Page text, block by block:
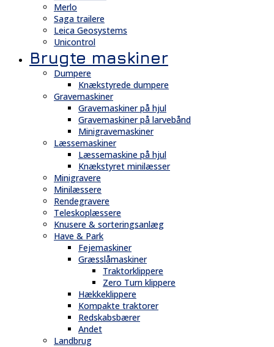
Merlo
Saga trailere
Leica Geosystems
Unicontrol
Brugte maskiner
Dumpere
Knækstyrede dumpere
Gravemaskiner
Gravemaskiner på hjul
Gravemaskiner på larvebånd
Minigravemaskiner
Læssemaskiner
Læssemaskine på hjul
Knækstyret minilæsser
Minigravere
Minilæssere
Rendegravere
Teleskoplæssere
Knusere & sorteringsanlæg
Have & Park
Fejemaskiner
Græsslåmaskiner
Traktorklippere
Zero Turn klippere
Hækkeklippere
Kompakte traktorer
Redskabsbærer
Andet
Landbrug